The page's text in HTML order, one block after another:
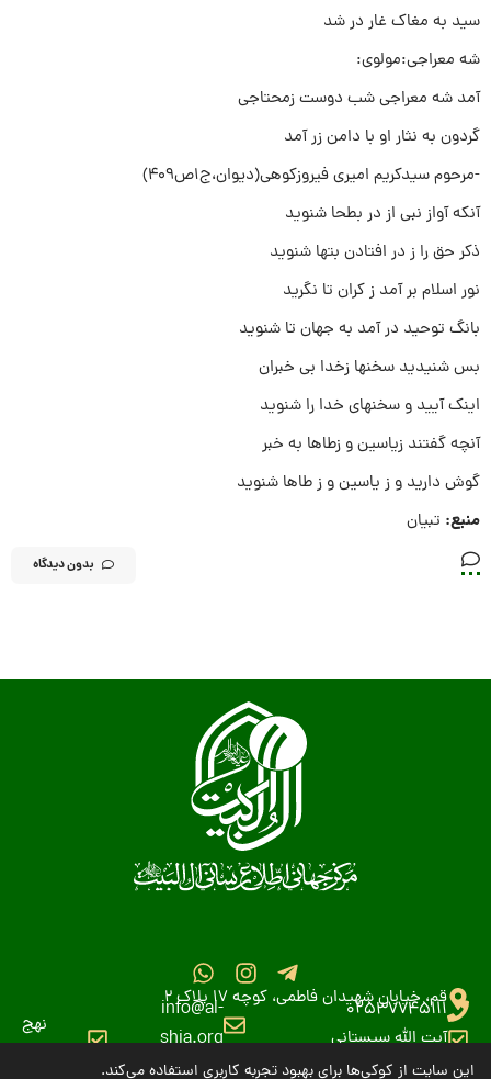
سید به مغاک غار در شد
شه معراجی:مولوی:
آمد شه معراجی شب دوست زمحتاجی
گردون به نثار او با دامن زر آمد
-مرحوم سیدکریم امیری فیروزکوهی(دیوان،ج۱ص۴۰۹)
آنکه آواز نبی از در بطحا شنوید
ذکر حق را ز در افتادن بتها شنوید
نور اسلام بر آمد ز کران تا نگرید
بانگ توحید در آمد به جهان تا شنوید
بس شنیدید سخنها زخدا بی خبران
اینک آیید و سخنهای خدا را شنوید
آنچه گفتند زیاسین و زطاها به خبر
گوش دارید و ز یاسین و ز طاها شنوید
منبع: تبیان
بدون دیدگاه
قم، خیابان شهیدان فاطمی، کوچه 17 پلاک 2
02537745111
آیت الله سیستانی
info@al-
shia.org
نهج
این سایت از کوکی‌ها برای بهبود تجربه کاربری استفاده می‌کند.